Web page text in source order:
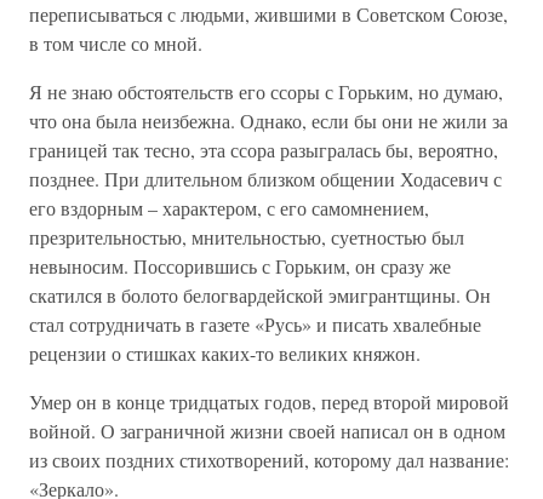
переписываться с людьми, жившими в Советском Союзе,
в том числе со мной.
Я не знаю обстоятельств его ссоры с Горьким, но думаю,
что она была неизбежна. Однако, если бы они не жили за
границей так тесно, эта ссора разыгралась бы, вероятно,
позднее. При длительном близком общении Ходасевич с
его вздорным – характером, с его самомнением,
презрительностью, мнительностью, суетностью был
невыносим. Поссорившись с Горьким, он сразу же
скатился в болото белогвардейской эмигрантщины. Он
стал сотрудничать в газете «Русь» и писать хвалебные
рецензии о стишках каких-то великих княжон.
Умер он в конце тридцатых годов, перед второй мировой
войной. О заграничной жизни своей написал он в одном
из своих поздних стихотворений, которому дал название:
«Зеркало».